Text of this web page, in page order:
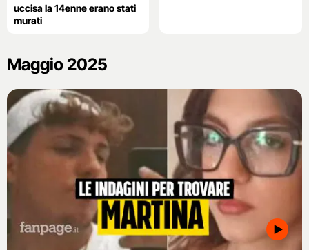
uccisa la 14enne erano stati
murati
Maggio 2025